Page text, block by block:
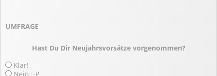
UMFRAGE
Hast Du Dir Neujahrsvorsätze vorgenommen?
Klar!
Nein :-P